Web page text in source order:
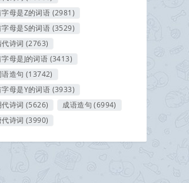
字母是Z的词语 (2981)
字母是S的词语 (3529)
代诗词 (2763)
字母是J的词语 (3413)
语造句 (13742)
字母是Y的词语 (3933)
代诗词 (5626) 成语造句 (6994)
代诗词 (3990)